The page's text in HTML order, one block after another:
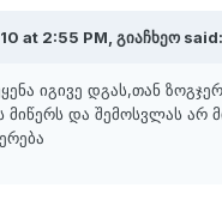
at 2:55 PM, გიაჩხეო said:
იგივე დგას,თან
მიწერს და შემოსვლას არ